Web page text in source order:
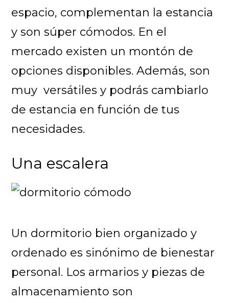
espacio, complementan la estancia
y son súper cómodos. En el
mercado existen un montón de
opciones disponibles. Además, son
muy versátiles y podrás cambiarlo
de estancia en función de tus
necesidades.
Una escalera
Un dormitorio bien organizado y
ordenado es sinónimo de bienestar
personal. Los armarios y piezas de
almacenamiento son